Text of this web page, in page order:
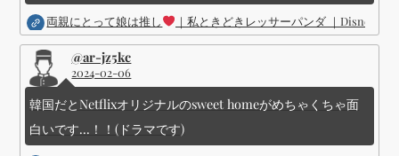
両親にとって娘は推し ｜私ときどきレッサーパンダ ｜Disney (
@ar-jz5kc
2024-02-06
韓国だとNetflixオリジナルのsweet homeがめちゃくちゃ面
白いです...！！(ドラマです)